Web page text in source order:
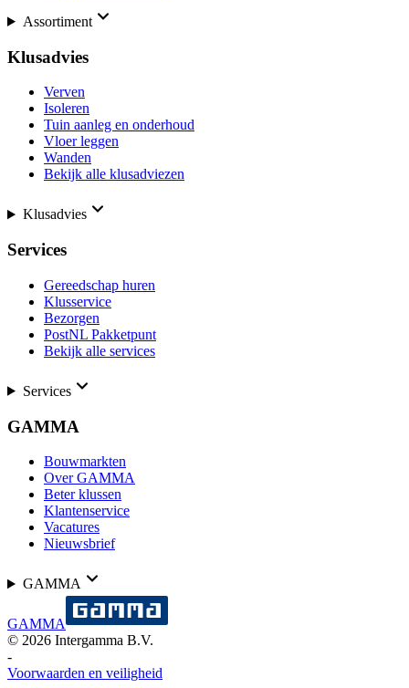
Assortiment
Klusadvies
Verven
Isoleren
Tuin aanleg en onderhoud
Vloer leggen
Wanden
Bekijk alle klusadviezen
Klusadvies
Services
Gereedschap huren
Klusservice
Bezorgen
PostNL Pakketpunt
Bekijk alle services
Services
GAMMA
Bouwmarkten
Over GAMMA
Beter klussen
Klantenservice
Vacatures
Nieuwsbrief
GAMMA
GAMMA
© 2026 Intergamma B.V.
-
Voorwaarden en veiligheid